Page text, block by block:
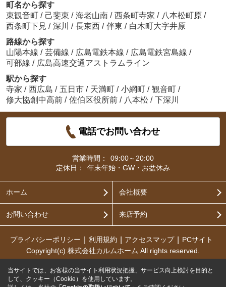
町名から探す
東観音町 / 己斐東 / 海老山南 / 西条町寺家 / 八本松町原 /
西条町下見 / 深川 / 長束西 / 伴東 / 白木町大字井原
路線から探す
山陽本線 / 芸備線 / 広島電鉄本線 / 広島電鉄宮島線 /
可部線 / 広島高速交通アストラムライン
駅から探す
寺家 / 西広島 / 五日市 / 天満町 / 小網町 / 観音町 /
修大協創中高前 / 佐伯区役所前 / 八本松 / 下深川
電話でお問い合わせ
営業時間：
09:00～20:00
定休日：
年末年始・GW・お盆休み
ホーム 会社概要
お問い合わせ 来店予約
プライバシーポリシー 利用規約 アクセスマップ
PCサイト
Copyright(c) 株式会社カルムホーム All rights reserved.
当サイトでは、お客様の当サイト利用状況把握、サービス向上検討を目的と
して、クッキー（Cookie）を使用しています。